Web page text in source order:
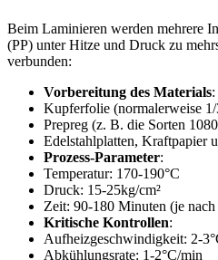
Beim Laminieren werden mehrere
(PP) unter Hitze und Druck zu
verbunden:
Vorbereitung des Materials:
Kupferfolie (normalerweise
Prepreg (z. B. die Sorten
Edelstahlplatten, Kraftpapier
Prozess-Parameter:
Temperatur: 170-190°C
Druck: 15-25kg/cm²
Zeit: 90-180 Minuten (je
Kritische Kontrollen:
Aufheizgeschwindigkeit: 2-
Abkühlungsrate: 1-2°C/min